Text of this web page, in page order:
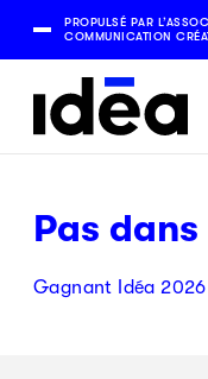
PROPULSÉ PAR
COMMUNICATION
Pas
Gagnant Idéa